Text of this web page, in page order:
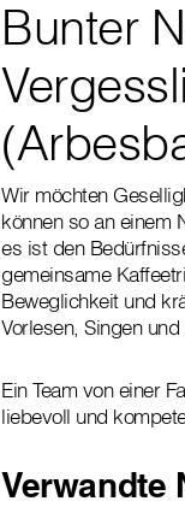
Bunter
Wir möchten
können so an einem
es ist den
gemeinsame
Beweglichkeit und
Vorlesen, Singen
Ein Team von einer
liebevoll und
Verwandte